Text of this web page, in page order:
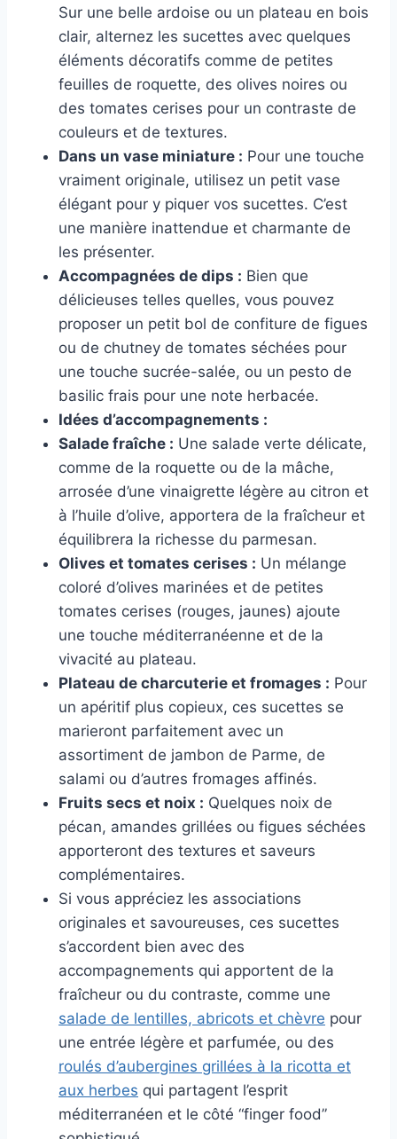
Sur une belle ardoise ou un plateau en bois
clair, alternez les sucettes avec quelques
éléments décoratifs comme de petites
feuilles de roquette, des olives noires ou
des tomates cerises pour un contraste de
couleurs et de textures.
Dans un vase miniature : Pour une touche
vraiment originale, utilisez un petit vase
élégant pour y piquer vos sucettes. C’est
une manière inattendue et charmante de
les présenter.
Accompagnées de dips : Bien que
délicieuses telles quelles, vous pouvez
proposer un petit bol de confiture de figues
ou de chutney de tomates séchées pour
une touche sucrée-salée, ou un pesto de
basilic frais pour une note herbacée.
Idées d’accompagnements :
Salade fraîche : Une salade verte délicate,
comme de la roquette ou de la mâche,
arrosée d’une vinaigrette légère au citron et
à l’huile d’olive, apportera de la fraîcheur et
équilibrera la richesse du parmesan.
Olives et tomates cerises : Un mélange
coloré d’olives marinées et de petites
tomates cerises (rouges, jaunes) ajoute
une touche méditerranéenne et de la
vivacité au plateau.
Plateau de charcuterie et fromages : Pour
un apéritif plus copieux, ces sucettes se
marieront parfaitement avec un
assortiment de jambon de Parme, de
salami ou d’autres fromages affinés.
Fruits secs et noix : Quelques noix de
pécan, amandes grillées ou figues séchées
apporteront des textures et saveurs
complémentaires.
Si vous appréciez les associations
originales et savoureuses, ces sucettes
s’accordent bien avec des
accompagnements qui apportent de la
fraîcheur ou du contraste, comme une
salade de lentilles, abricots et chèvre pour
une entrée légère et parfumée, ou des
roulés d’aubergines grillées à la ricotta et
aux herbes qui partagent l’esprit
méditerranéen et le côté “finger food”